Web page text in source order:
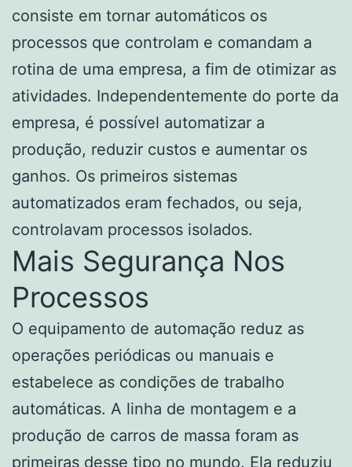
consiste em tornar automáticos os
processos que controlam e comandam a
rotina de uma empresa, a fim de otimizar as
atividades. Independentemente do porte da
empresa, é possível automatizar a
produção, reduzir custos e aumentar os
ganhos. Os primeiros sistemas
automatizados eram fechados, ou seja,
controlavam processos isolados.
Mais Segurança Nos
Processos
O equipamento de automação reduz as
operações periódicas ou manuais e
estabelece as condições de trabalho
automáticas. A linha de montagem e a
produção de carros de massa foram as
primeiras desse tipo no mundo. Ela reduziu